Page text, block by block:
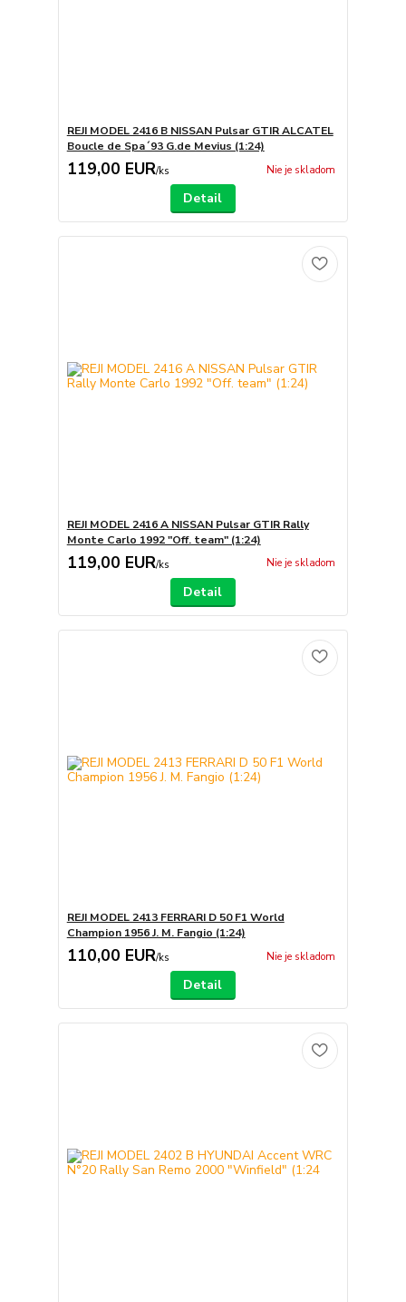
REJI MODEL 2416 B NISSAN Pulsar GTIR ALCATEL
Boucle de Spa´93 G.de Mevius (1:24)
119,00 EUR/ks Nie je skladom
Detail
REJI MODEL 2416 A NISSAN Pulsar GTIR Rally
Monte Carlo 1992 "Off. team" (1:24)
119,00 EUR/ks Nie je skladom
Detail
REJI MODEL 2413 FERRARI D 50 F1 World
Champion 1956 J. M. Fangio (1:24)
110,00 EUR/ks Nie je skladom
Detail